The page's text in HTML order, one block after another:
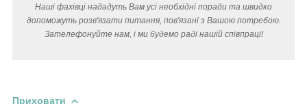
Наші фахівці нададуть Вам усі необхідні поради та швидко
допоможуть розв'язати питання, пов'язані з Вашою потребою.
Зателефонуйте нам, і ми будемо раді нашій співпраці!
Приховати